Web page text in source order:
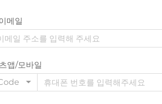
메일
앱/모바일